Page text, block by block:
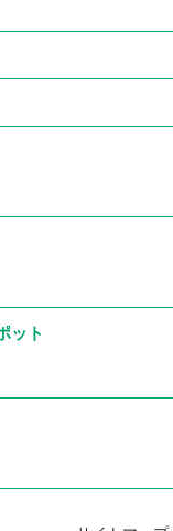
報（旅行・住まい・アル
社が運営する大会、各種
等のイメージや開催状況
があり、その際は使用
取得）を得た場合には、
人情報を以下の場合に
ット